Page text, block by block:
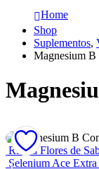
Home
Shop
Suplementos,
Magnesium
Ricola Flores de
Selenium Ace